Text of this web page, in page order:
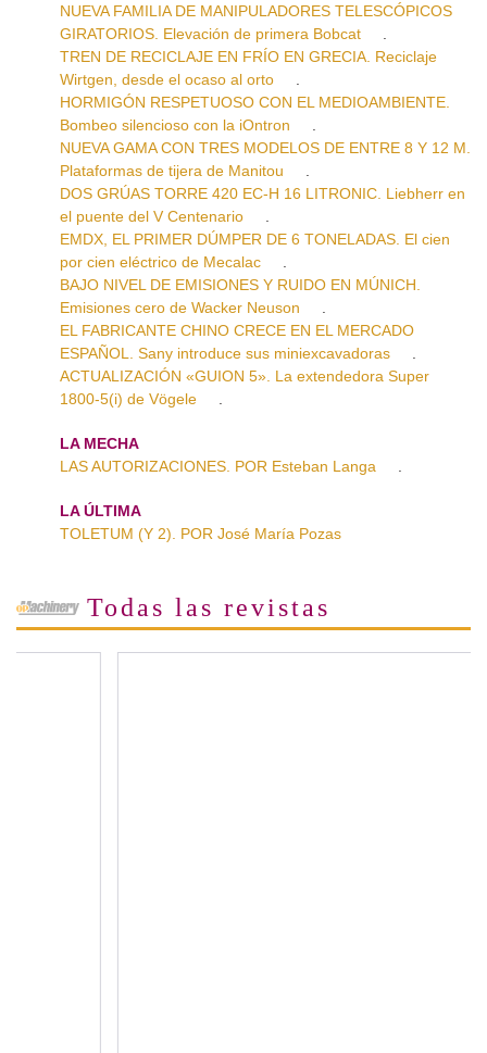
NUEVA FAMILIA DE MANIPULADORES TELESCÓPICOS
GIRATORIOS. Elevación de primera Bobcat
TREN DE RECICLAJE EN FRÍO EN GRECIA. Reciclaje
Wirtgen, desde el ocaso al orto
HORMIGÓN RESPETUOSO CON EL MEDIOAMBIENTE.
Bombeo silencioso con la iOntron
NUEVA GAMA CON TRES MODELOS DE ENTRE 8 Y 12 M.
Plataformas de tijera de Manitou
DOS GRÚAS TORRE 420 EC-H 16 LITRONIC. Liebherr en
el puente del V Centenario
EMDX, EL PRIMER DÚMPER DE 6 TONELADAS. El cien
por cien eléctrico de Mecalac
BAJO NIVEL DE EMISIONES Y RUIDO EN MÚNICH.
Emisiones cero de Wacker Neuson
EL FABRICANTE CHINO CRECE EN EL MERCADO
ESPAÑOL. Sany introduce sus miniexcavadoras
ACTUALIZACIÓN «GUION 5». La extendedora Super
1800-5(i) de Vögele
LA MECHA
LAS AUTORIZACIONES. POR Esteban Langa
LA ÚLTIMA
TOLETUM (Y 2). POR José María Pozas
Todas las revistas